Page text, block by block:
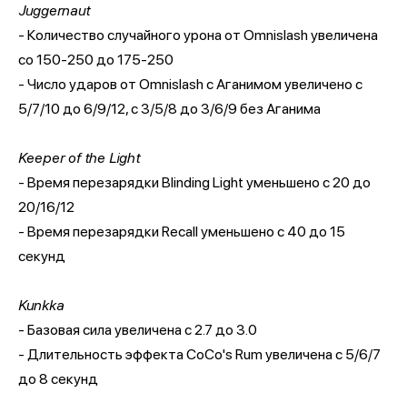
Juggernaut
- Количество случайного урона от Omnislash увеличена
со 150-250 до 175-250
- Число ударов от Omnislash с Аганимом увеличено с
5/7/10 до 6/9/12, с 3/5/8 до 3/6/9 без Аганима
Keeper of the Light
- Время перезарядки Blinding Light уменьшено с 20 до
20/16/12
- Время перезарядки Recall уменьшено с 40 до 15
секунд
Kunkka
- Базовая сила увеличена с 2.7 до 3.0
- Длительность эффекта CoCo's Rum увеличена с 5/6/7
до 8 секунд